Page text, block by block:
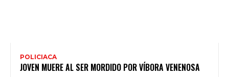
POLICIACA
JOVEN MUERE AL SER MORDIDO POR VÍBORA VENENOSA